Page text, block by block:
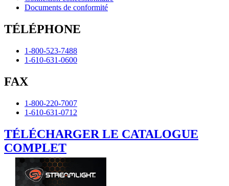
Documents de conformité
TÉLÉPHONE
1-800-523-7488
1-610-631-0600
FAX
1-800-220-7007
1-610-631-0712
TÉLÉCHARGER LE CATALOGUE
COMPLET